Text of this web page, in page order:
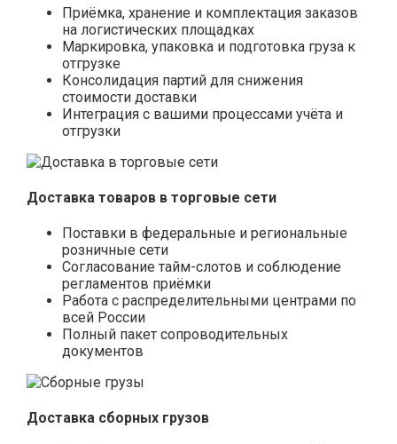
Приёмка, хранение и комплектация заказов
на логистических площадках
Маркировка, упаковка и подготовка груза к
отгрузке
Консолидация партий для снижения
стоимости доставки
Интеграция с вашими процессами учёта и
отгрузки
Доставка товаров в торговые сети
Поставки в федеральные и региональные
розничные сети
Согласование тайм-слотов и соблюдение
регламентов приёмки
Работа с распределительными центрами по
всей России
Полный пакет сопроводительных
документов
Доставка сборных грузов